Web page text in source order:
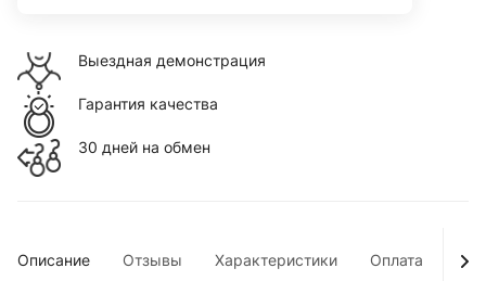
Выездная демонстрация
Гарантия качества
30 дней на обмен
Описание Отзывы Характеристики Оплата